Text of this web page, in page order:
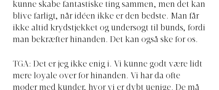
kunne skabe fantastiske ting sammen, men det kan
blive farligt, når idéen ikke er den bedste. Man får
ikke altid krydstjekket og undersøgt til bunds, fordi
man bekræfter hinanden. Det kan også ske for os.
TGA: Det er jeg ikke enig i. Vi kunne godt være lidt
mere loyale over for hinanden. Vi har da ofte
møder med kunder, hvor vi er dybt uenige. De må